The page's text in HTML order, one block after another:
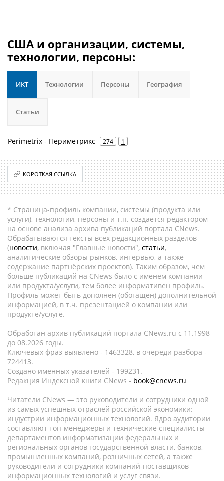
США и организации, системы,
технологии, персоны:
ИКТ Технологии Персоны География
Статьи
Perimetrix - Периметрикс 274 1
КОРОТКАЯ ССЫЛКА
* Страница-профиль компании, системы (продукта или
услуги), технологии, персоны и т.п. создается редактором
на основе анализа архива публикаций портала CNews.
Обрабатываются тексты всех редакционных разделов
(новости, включая "Главные новости", статьи,
аналитические обзоры рынков, интервью, а также
содержание партнёрских проектов). Таким образом, чем
больше публикаций на CNews было с именем компании
или продукта/услуги, тем более информативен профиль.
Профиль может быть дополнен (обогащен) дополнительной
информацией, в т.ч. презентацией о компании или
продукте/услуге.
Обработан архив публикаций портала CNews.ru c 11.1998
до 08.2026 годы.
Ключевых фраз выявлено - 1463328, в очереди разбора -
724413.
Создано именных указателей - 199231.
Редакция Индексной книги CNews - book@cnews.ru
Читатели CNews — это руководители и сотрудники одной
из самых успешных отраслей российской экономики:
индустрии информационных технологий. Ядро аудитории
составляют топ-менеджеры и технические специалисты
департаментов информатизации федеральных и
региональных органов государственной власти, банков,
промышленных компаний, розничных сетей, а также
руководители и сотрудники компаний-поставщиков
информационных технологий и услуг связи.